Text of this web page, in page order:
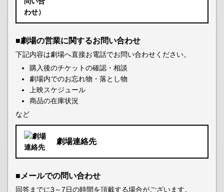
■劇場の営業に関するお問い合わせ
下記内容は劇場へ直接お電話でお問い合わせください。
購入後のチケットの確認・相談
劇場内でのお忘れ物・落とし物
上映スケジュール
商品の在庫状況
など
劇場連絡先
■メールでの問い合わせ
回答までに3～7日の時間を頂戴する場合がございます。